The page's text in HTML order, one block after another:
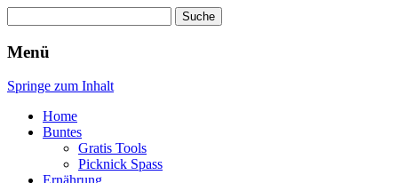
Pinkies
nach:
Menü
Springe zum Inhalt
Home
Buntes
Gratis Tools
Picknick Spass